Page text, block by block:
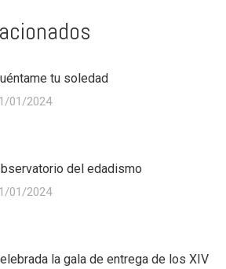
tu soledad
01/2024
del edadismo
01/2024
la gala de entrega de los XIV